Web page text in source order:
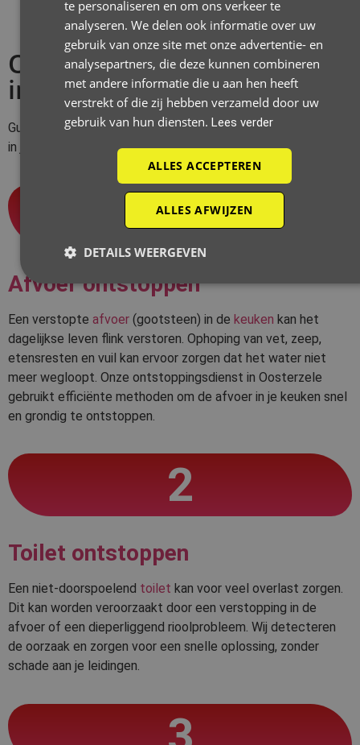
Onze ontstoppingsdiensten
in Oosterzele
Guido De Wever biedt allerhandeontstoppingsdiensten
in jouw regio.
1
Afvoer ontstoppen
Een verstopte afvoer (gootsteen) in de keuken kan het
dagelijkse leven flink verstoren. Ophoping van vet, zeep,
etensresten en vuil kan ervoor zorgen dat het water niet
meer wegloopt. Onze ontstoppingsdienst in Oosterzele
gebruikt efficiënte methoden om de afvoer in je keuken snel
en grondig te ontstoppen.
2
Toilet ontstoppen
Een niet-doorspoelend toilet kan voor veel overlast zorgen.
Dit kan worden veroorzaakt door een verstopping in de
afvoer of een dieperliggend rioolprobleem. Wij detecteren
de oorzaak en zorgen voor een snelle oplossing, zonder
schade aan je leidingen.
te personaliseren en om ons verkeer te
analyseren. We delen ook informatie over uw
gebruik van onze site met onze advertentie- en
analysepartners, die deze kunnen combineren
met andere informatie die u aan hen heeft
verstrekt of die zij hebben verzameld door uw
gebruik van hun diensten.Lees verder
ALLES ACCEPTEREN
ALLES AFWIJZEN
DETAILS WEERGEVEN